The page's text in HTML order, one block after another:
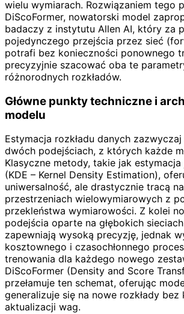
wielu wymiarach. Rozwiązaniem tego
DiScoFormer, nowatorski model
badaczy z instytutu Allen AI, który za
pojedynczego przejścia przez sieć
potrafi bez konieczności ponownego
precyzyjnie szacować oba te
różnorodnych rozkładów.
Główne punkty techniczne i
modelu
Estymacja rozkładu danych
dwóch podejściach, z których każde
Klasyczne metody, takie jak
(KDE – Kernel Density Estimation),
uniwersalność, ale drastycznie tracą
przestrzeniach wielowymiarowych z
przekleństwa wymiarowości. Z kolei
podejścia oparte na głębokich
zapewniają wysoką precyzję, jednak
kosztownego i czasochłonnego
trenowania dla każdego nowego
DiScoFormer (Density and Score
przełamuje ten schemat, oferując
generalizuje się na nowe rozkłady bez
aktualizacji wag.